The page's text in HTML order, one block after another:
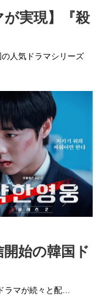
が実現】『殺
人気ドラマシリーズ
開始の韓国ド
ラマが続々と配…